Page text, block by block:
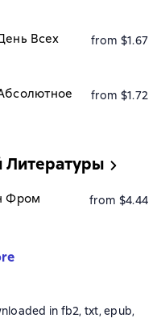
Всех
from $1.67
from $1.72
Литературы
Фром from $4.44
in fb2, txt, epub,